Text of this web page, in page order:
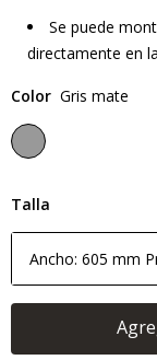
Se puede
directamente en
Color Gris mate
Talla
Ancho: 605 mm